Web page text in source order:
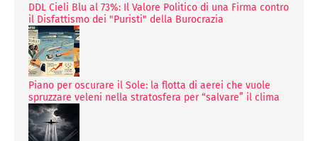
DDL Cieli Blu al 73%: Il Valore Politico di una Firma contro
il Disfattismo dei "Puristi" della Burocrazia
Piano per oscurare il Sole: la flotta di aerei che vuole
spruzzare veleni nella stratosfera per “salvare” il clima